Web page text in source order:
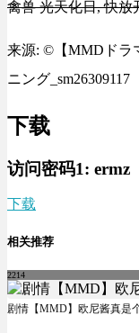
禽兽 光天化日, 快放
来源: ©【MMDドラ
ニング_sm26309117
下载
访问密码1: ermz
下载
相关推荐
2214
剧情【MMD】欧尼酱真是